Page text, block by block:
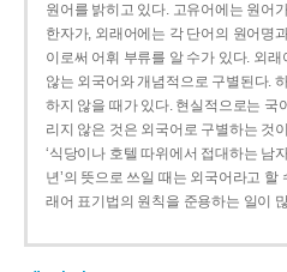
원어를 밝히고 있다. 고유어에는 원어
한자가, 외래어에는 각 단어의 원어명
이로써 어휘 부류를 알 수가 있다. 외
않는 외국어와 개념적으로 구별된다.
하지 않을 때가 있다. 현실적으로는 국
리지 않은 것은 외국어로 구별하는 것
‘식당이나 호텔 따위에서 접대하는 남
년’의 뜻으로 쓰일 때는 외국어라고 할
래어 표기법의 원칙을 준용하는 일이